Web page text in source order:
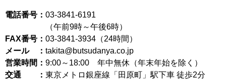
電話番号： 03-3841-6191
（午前9時～午後6時）
FAX番号： 03-3841-3934（24時間）
メール ： takita@butsudanya.co.jp
営業時間： 9:00～18:00 年中無休（年末年始を除く）
交通 ： 東京メトロ銀座線「田原町」駅下車 徒歩2分